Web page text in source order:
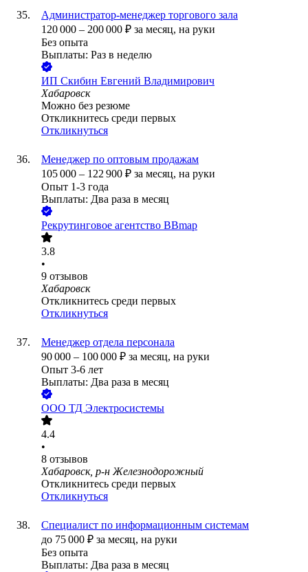
Администратор-менеджер торгового зала
120 000 – 200 000 ₽ за месяц, на руки
Без опыта
Выплаты: Раз в неделю
ИП Скибин Евгений Владимирович
Хабаровск
Можно без резюме
Откликнитесь среди первых
Откликнуться
Менеджер по оптовым продажам
105 000 – 122 900 ₽ за месяц, на руки
Опыт 1-3 года
Выплаты: Два раза в месяц
Рекрутинговое агентство BBmap
3.8
•
9 отзывов
Хабаровск
Откликнитесь среди первых
Откликнуться
Менеджер отдела персонала
90 000 – 100 000 ₽ за месяц, на руки
Опыт 3-6 лет
Выплаты: Два раза в месяц
ООО ТД Электросистемы
4.4
•
8 отзывов
Хабаровск, р-н Железнодорожный
Откликнитесь среди первых
Откликнуться
Специалист по информационным системам
до 75 000 ₽ за месяц, на руки
Без опыта
Выплаты: Два раза в месяц